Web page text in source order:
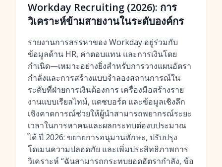
Workday Recruiting (2026): การ
วิเคราะห์ข้ามสายงานในระดับองค์กร
รายงานการสรรหาของ Workday อยู่ร่วมกับ
ข้อมูลด้าน HR, ค่าตอบแทน และการเงินโดย
กำเนิด—เหมาะอย่างยิ่งสำหรับการวางแผนอัตรา
กำลังและการสร้างแบบจำลองสถานการณ์ใน
ระดับที่ฝ่ายการเงินต้องการ เครื่องมือสร้างราย
งานแบบเรียลไทม์, แดชบอร์ด และข้อมูลเชิงลึก
เชิงคาดการณ์ช่วยให้ผู้นำสามารถพยากรณ์ระยะ
เวลาในการหาคนและผลกระทบต่องบประมาณ
ได้ ปี 2026: ขยายการอนุมานทักษะ, ปรับปรุง
โดเมนความปลอดภัย และเพิ่มประสิทธิภาพการ
วิเคราะห์ “ฉันสามารถกระทบยอดอัตรากำลัง, ข้อ